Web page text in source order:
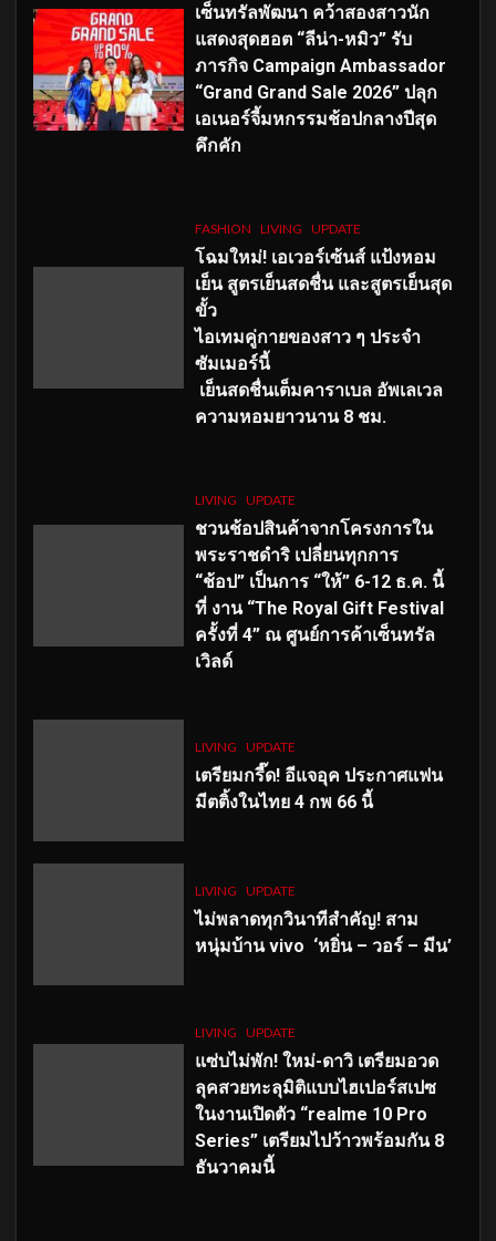
เซ็นทรัลพัฒนา คว้าสองสาวนัก
แสดงสุดฮอต “ลีน่า-หมิว” รับ
ภารกิจ Campaign Ambassador
“Grand Grand Sale 2026” ปลุก
เอเนอร์จี้มหกรรมช้อปกลางปีสุด
คึกคัก
FASHION LIVING UPDATE
โฉมใหม่! เอเวอร์เซ้นส์ แป้งหอม
เย็น สูตรเย็นสดชื่น และสูตรเย็นสุด
ขั้ว
ไอเทมคู่กายของสาว ๆ ประจำ
ซัมเมอร์นี้
เย็นสดชื่นเต็มคาราเบล อัพเลเวล
ความหอมยาวนาน 8 ชม.
LIVING UPDATE
ชวนช้อปสินค้าจากโครงการใน
พระราชดำริ เปลี่ยนทุกการ
“ช้อป” เป็นการ “ให้” 6-12 ธ.ค. นี้
ที่ งาน “The Royal Gift Festival
ครั้งที่ 4” ณ ศูนย์การค้าเซ็นทรัล
เวิลด์
LIVING UPDATE
เตรียมกรี๊ด! อีแจอุค ประกาศแฟน
มีตติ้งในไทย 4 กพ 66 นี้
LIVING UPDATE
ไม่พลาดทุกวินาทีสำคัญ! สาม
หนุ่มบ้าน vivo ‘หยิ่น – วอร์ – มีน’
LIVING UPDATE
แซ่บไม่พัก! ใหม่-ดาวิ เตรียมอวด
ลุคสวยทะลุมิติแบบไฮเปอร์สเปซ
ในงานเปิดตัว “realme 10 Pro
Series” เตรียมไปว้าวพร้อมกัน 8
ธันวาคมนี้